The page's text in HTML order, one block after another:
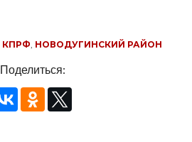
КПРФ, НОВОДУГИНСКИЙ РАЙОН
Поделиться: